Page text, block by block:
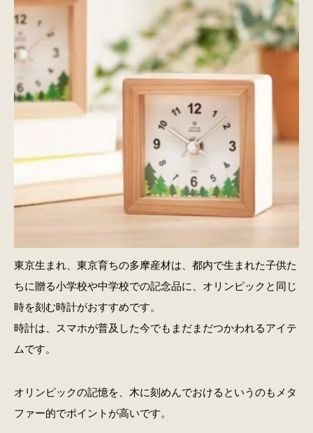
東京生まれ、東京育ちの多摩産材は、都内で生まれた子供た
ちに贈る小学校や中学校での記念品に、オリンピックと同じ
時を刻む時計がおすすめです。
時計は、スマホが普及した今でもまだまだつかわれるアイテ
ムです。
オリンピックの記憶を、木に刻めんでおけるというのもメタ
ファー的でポイントが高いです。